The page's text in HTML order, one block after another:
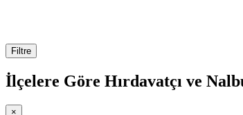
Filtre
İlçelere Göre Hırdavatçı ve
×